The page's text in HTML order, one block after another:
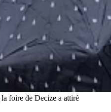
foire de Decize a attiré